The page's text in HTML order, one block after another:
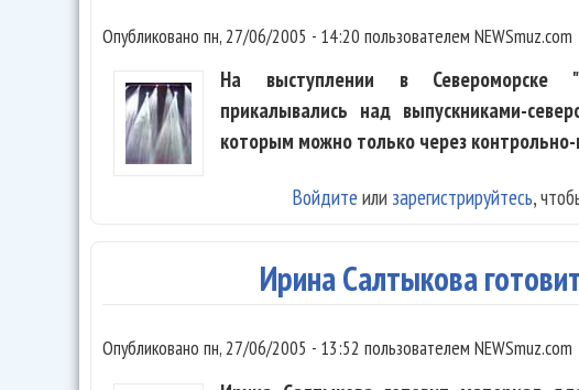
Опубликовано пн, 27/06/2005 - 14:20 пользователем NEWSmuz.com
На выступлении в Североморске
прикалывались над выпускниками-
которым можно только через контрольно-
Войдите или зарегистрируйтесь,
Ирина Салтыкова
Опубликовано пн, 27/06/2005 - 13:52 пользователем NEWSmuz.com